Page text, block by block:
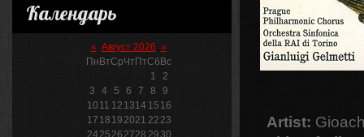
Календарь
« Август 2026 »
Пн ВтСрЧт ПтСбВс
1
2
3
4 5 6 7 8
9
10 11 12 1314 15 16
17 18 192021 2223
2425262728 2930
Artist: